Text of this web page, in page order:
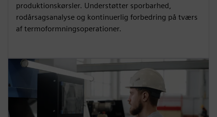
produktionskørsler. Understøtter sporbarhed,
rodårsagsanalyse og kontinuerlig forbedring på tværs
af termoformningsoperationer.